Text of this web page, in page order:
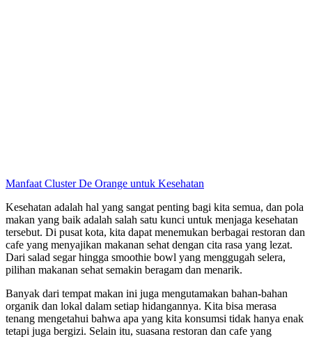
Manfaat Cluster De Orange untuk Kesehatan
Kesehatan adalah hal yang sangat penting bagi kita semua, dan pola
makan yang baik adalah salah satu kunci untuk menjaga kesehatan
tersebut. Di pusat kota, kita dapat menemukan berbagai restoran dan
cafe yang menyajikan makanan sehat dengan cita rasa yang lezat.
Dari salad segar hingga smoothie bowl yang menggugah selera,
pilihan makanan sehat semakin beragam dan menarik.
Banyak dari tempat makan ini juga mengutamakan bahan-bahan
organik dan lokal dalam setiap hidangannya. Kita bisa merasa
tenang mengetahui bahwa apa yang kita konsumsi tidak hanya enak
tetapi juga bergizi. Selain itu, suasana restoran dan cafe yang